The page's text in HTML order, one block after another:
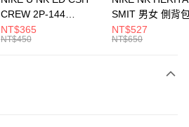
CREW 2P-144
EMBRDY 男女 短統襪
FZ3073133
NT$365
NT$450
SMIT 男女 側背
BA5871010
NT$527
NT$650